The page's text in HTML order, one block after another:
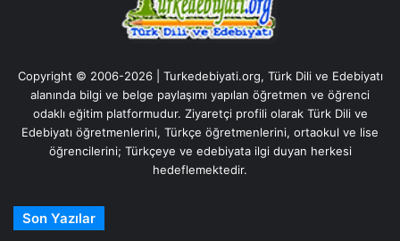
Copyright © 2006-2026 | Turkedebiyati.org, Türk Dili ve Edebiyatı
alanında bilgi ve belge paylaşımı yapılan öğretmen ve öğrenci
odaklı eğitim platformudur. Ziyaretçi profili olarak Türk Dili ve
Edebiyatı öğretmenlerini, Türkçe öğretmenlerini, ortaokul ve lise
öğrencilerini; Türkçeye ve edebiyata ilgi duyan herkesi
hedeflemektedir.
Son Yazılar